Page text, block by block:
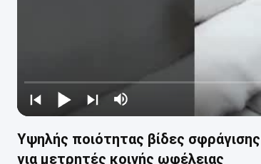
Υψηλής ποιότητας βίδες
για μετρητές κοινής ωφέλειας